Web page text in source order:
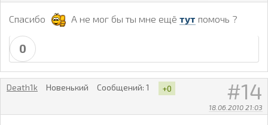
Спасибо А не мог бы ты мне ещё тут помочь ?
0
14
18.06.2010 21:03
Death1k Новенький Сообщений: 1 +0